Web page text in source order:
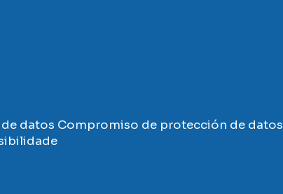
datos Compromiso de protección de datos